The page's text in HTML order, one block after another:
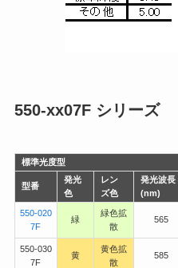
550-xx07F シリーズ
標準光度型
型番
発光
色
レン
ズ色
発光波長
(nm)
550-020
7F
緑
緑色拡
散
565
550-030
7F
黄
黄色拡
散
585